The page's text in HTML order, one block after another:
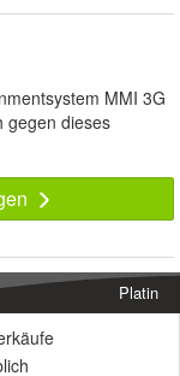
MMI 3G
gegen dieses
Platin